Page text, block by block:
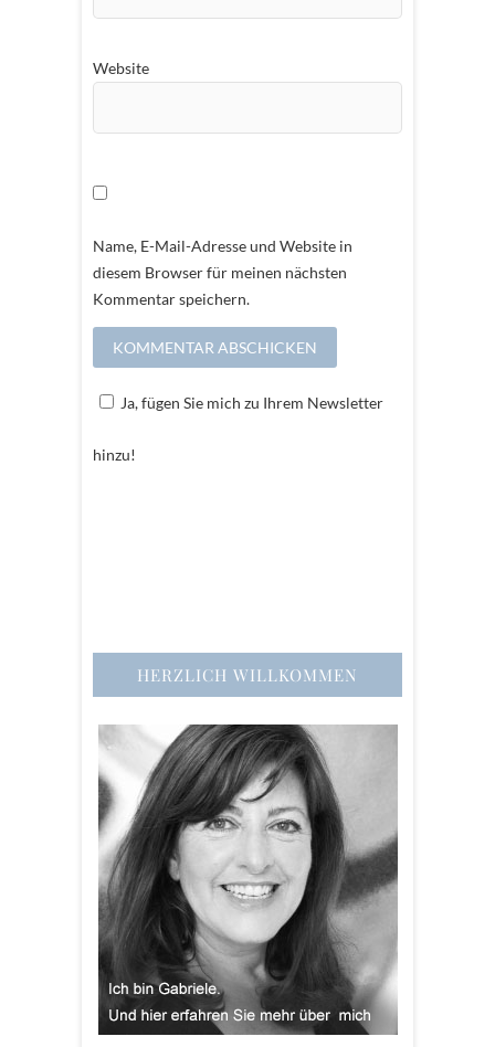
Website
Name, E-Mail-Adresse und Website in
diesem Browser für meinen nächsten
Kommentar speichern.
Ja, fügen Sie mich zu Ihrem Newsletter
hinzu!
HERZLICH WILLKOMMEN